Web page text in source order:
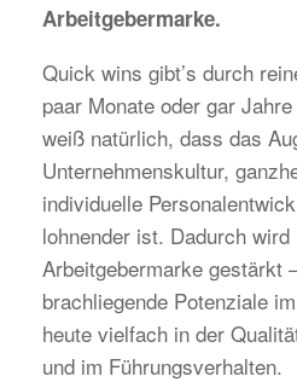
Arbeitgebermarke.
Quick wins gibt’s durch
paar Monate oder gar
weiß natürlich, dass das
Unternehmenskultur,
individuelle
lohnender ist. Dadurch
Arbeitgebermarke gestärkt
brachliegende Potenziale
heute vielfach in der
und im Führungsverhalten.